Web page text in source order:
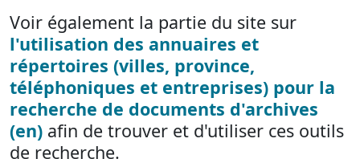
Voir également la partie du site sur
l'utilisation des annuaires et
répertoires (villes, province,
téléphoniques et entreprises) pour la
recherche de documents d'archives
(en) afin de trouver et d'utiliser ces outils
de recherche.